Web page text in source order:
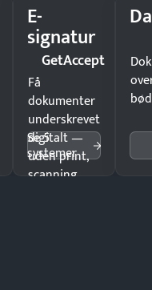
E-
signatur
GetAccept
Få
dokumenter
underskrevet
digitalt —
uden print,
scanning
Se 5
systemer